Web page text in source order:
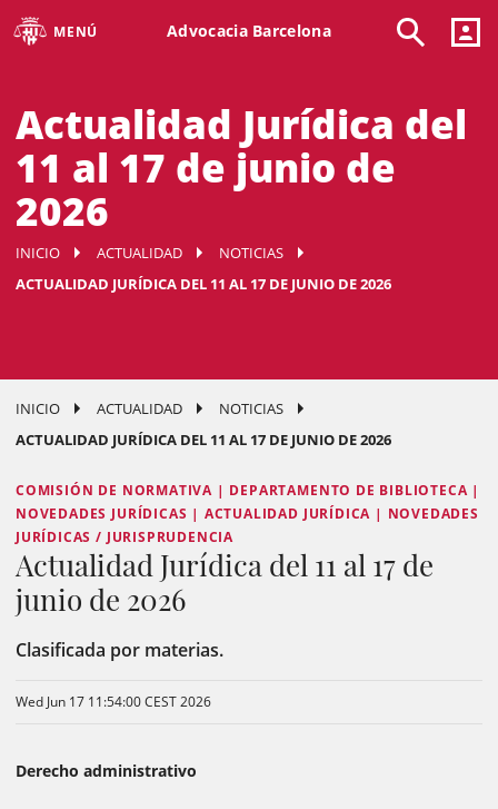
MENÚ Advocacia Barcelona
Actualidad Jurídica del
11 al 17 de junio de
2026
INICIO ACTUALIDAD
NOTICIAS
ACTUALIDAD JURÍDICA DEL 11 AL 17 DE JUNIO DE 2026
INICIO ACTUALIDAD
NOTICIAS
ACTUALIDAD JURÍDICA DEL 11 AL 17 DE JUNIO DE 2026
COMISIÓN DE NORMATIVA | DEPARTAMENTO DE BIBLIOTECA |
NOVEDADES JURÍDICAS | ACTUALIDAD JURÍDICA | NOVEDADES
JURÍDICAS / JURISPRUDENCIA
Actualidad Jurídica del 11 al 17 de
junio de 2026
Clasificada por materias.
Wed Jun 17 11:54:00 CEST 2026
Derecho administrativo